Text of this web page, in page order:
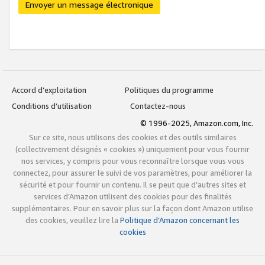
Envoyer un message électronique
Accord d’exploitation
Politiques du programme
Conditions d’utilisation
Contactez-nous
© 1996-2025, Amazon.com, Inc.
Sur ce site, nous utilisons des cookies et des outils similaires
(collectivement désignés « cookies ») uniquement pour vous fournir
nos services, y compris pour vous reconnaître lorsque vous vous
connectez, pour assurer le suivi de vos paramètres, pour améliorer la
sécurité et pour fournir un contenu. Il se peut que d’autres sites et
services d’Amazon utilisent des cookies pour des finalités
supplémentaires. Pour en savoir plus sur la façon dont Amazon utilise
des cookies, veuillez lire la Politique d’Amazon concernant les
cookies